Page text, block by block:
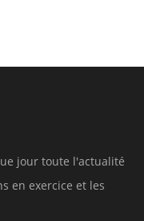
jour toute l'actualité
en exercice et les